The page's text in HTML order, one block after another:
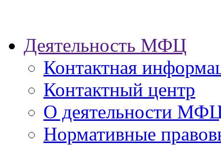
Деятельность МФЦ
Контактная
Контактный центр
О деятельности
Нормативные